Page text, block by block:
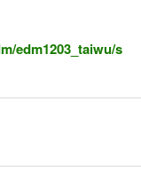
edm1203_taiwu/s